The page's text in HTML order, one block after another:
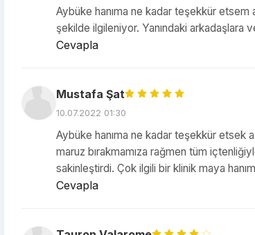
Aybüke hanıma ne kadar teşekkür
şekilde ilgileniyor. Yanındaki
Cevapla
Mustafa Şat
10.07.2022 01:30
Aybüke hanıma ne kadar teşekkür etsek
maruz bırakmamıza rağmen tüm
sakinleştirdi. Çok ilgili bir klinik maya
Cevapla